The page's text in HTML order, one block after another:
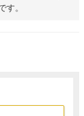
す。